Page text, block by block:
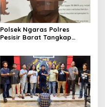
Polsek Ngaras Polres
Pesisir Barat Tangkap